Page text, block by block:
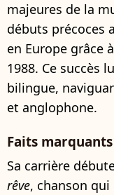
majeures de la
débuts précoces
en Europe grâce
1988. Ce succès
bilingue,
et anglophone.
Faits marquants
Sa carrière
rêve, chanson